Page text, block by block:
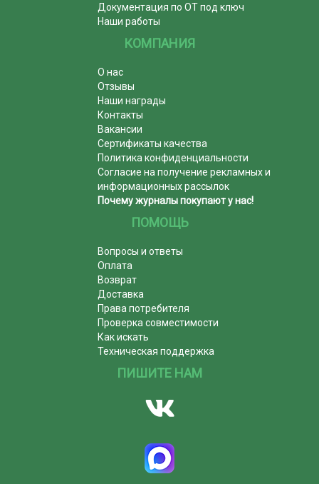
Документация по ОТ под ключ
Наши работы
КОМПАНИЯ
О нас
Отзывы
Наши награды
Контакты
Вакансии
Сертификаты качества
Политика конфиденциальности
Согласие на получение рекламных и
информационных рассылок
Почему журналы покупают у нас!
ПОМОЩЬ
Вопросы и ответы
Оплата
Возврат
Доставка
Права потребителя
Проверка совместимости
Как искать
Техническая поддержка
ПИШИТЕ НАМ